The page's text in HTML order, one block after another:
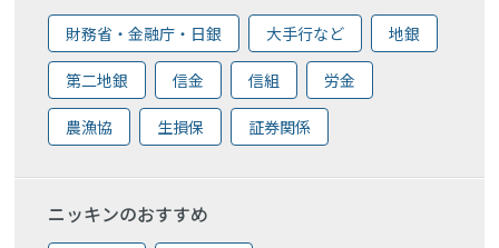
財務省・金融庁・日銀 大手行など 地銀
第二地銀 信金 信組 労金
農漁協 生損保 証券関係
ニッキンのおすすめ